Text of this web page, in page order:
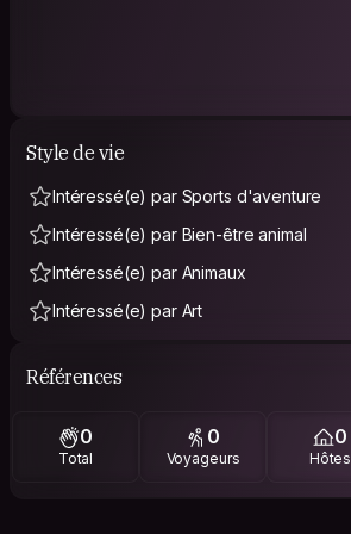
Style de vie
Intéressé(e) par Sports d'aventure
Intéressé(e) par Bien-être animal
Intéressé(e) par Animaux
Intéressé(e) par Art
Références
0
Total
0
Voyageurs
0
Hôtes